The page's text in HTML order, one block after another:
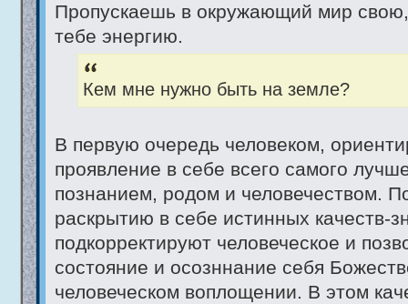
Пропускаешь в окружающий мир
тебе энергию.
Кем мне нужно быть на земле?
В первую очередь человеком,
проявление в себе всего самого
познанием, родом и человечеством.
раскрытию в себе истинных качеств-
подкорректируют человеческое и
состояние и осозннание себя
человеческом воплощении. В этом